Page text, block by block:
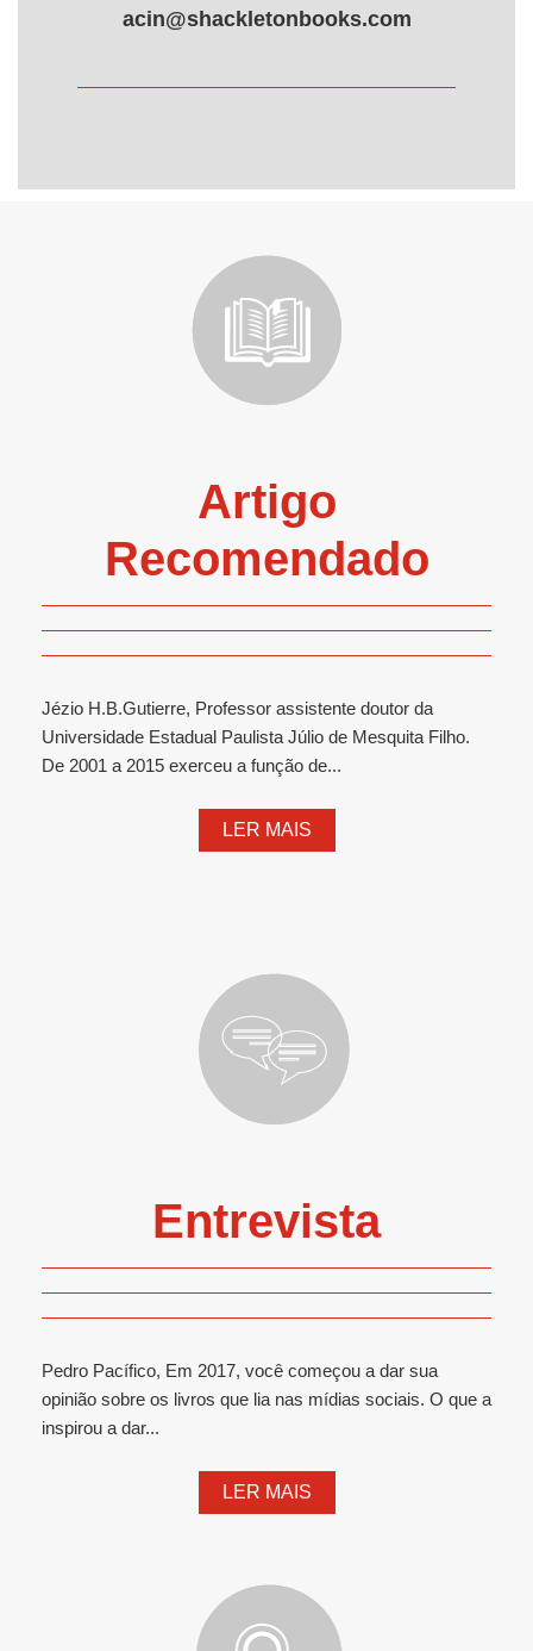
acin@shackletonbooks.com
Artigo
Recomendado
Jézio H.B.Gutierre, Professor assistente doutor da
Universidade Estadual Paulista Júlio de Mesquita Filho.
De 2001 a 2015 exerceu a função de...
LER MAIS
Entrevista
Pedro Pacífico, Em 2017, você começou a dar sua
opinião sobre os livros que lia nas mídias sociais. O que a
inspirou a dar...
LER MAIS